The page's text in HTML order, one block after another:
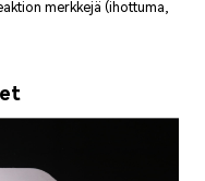
merkkejä (ihottuma,